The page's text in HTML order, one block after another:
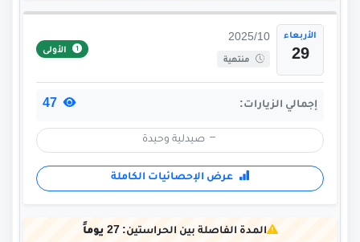
الأربعاء
29
2025/10
منتهية
الأولى
إجمالي الزيارات:
صيدلية وحيدة
عرض الإحصائيات الكاملة
المدة الفاصلة بين الحراستين: 27 يوماً